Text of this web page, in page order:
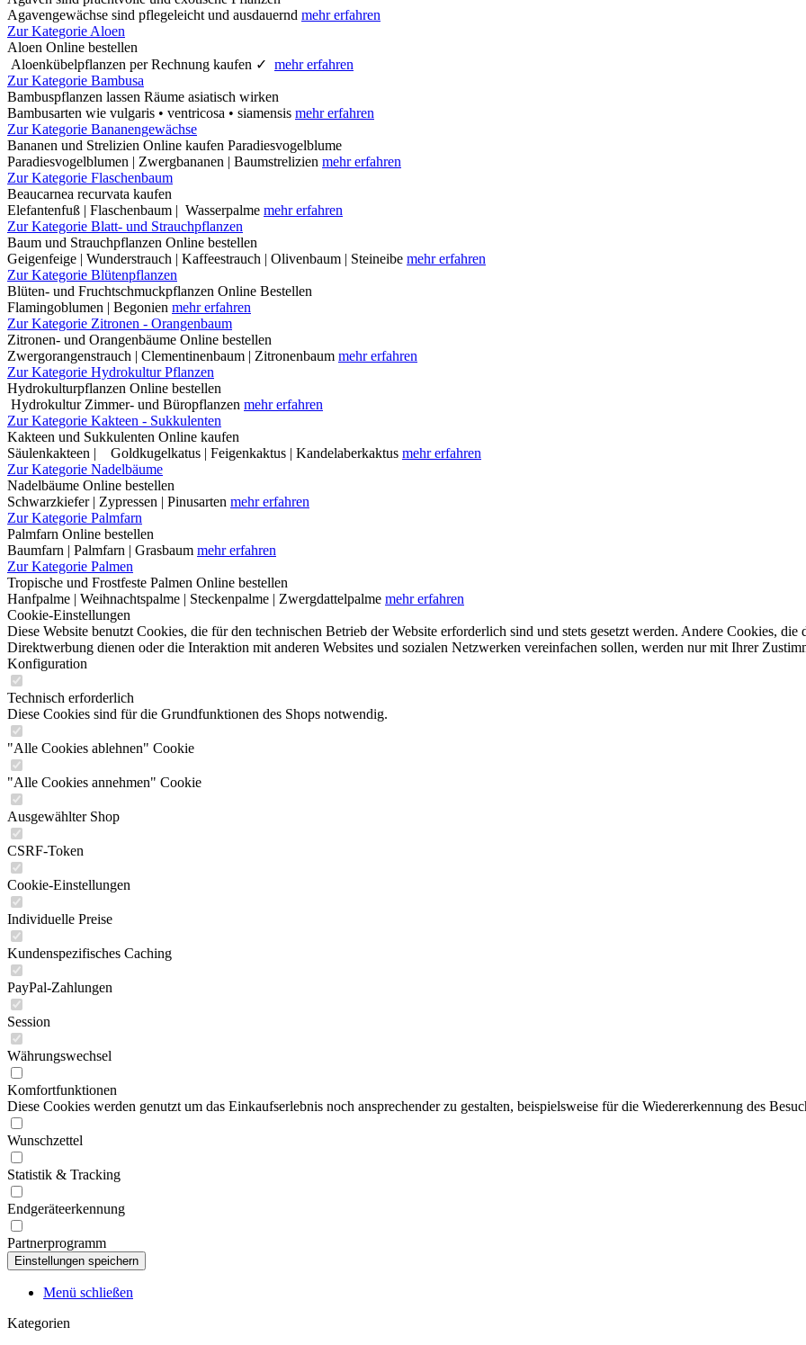
Agavengewächse sind pflegeleicht und ausdauernd mehr erfahren
Zur Kategorie Aloen
Aloen Online bestellen
Aloenkübelpflanzen per Rechnung kaufen ✓ mehr erfahren
Zur Kategorie Bambusa
Bambuspflanzen lassen Räume asiatisch wirken
Bambusarten wie vulgaris • ventricosa • siamensis mehr erfahren
Zur Kategorie Bananengewächse
Bananen und Strelizien Online kaufen Paradiesvogelblume
Paradiesvogelblumen | Zwergbananen | Baumstrelizien mehr erfahren
Zur Kategorie Flaschenbaum
Beaucarnea recurvata kaufen
Elefantenfuß | Flaschenbaum | Wasserpalme mehr erfahren
Zur Kategorie Blatt- und Strauchpflanzen
Baum und Strauchpflanzen Online bestellen
Geigenfeige | Wunderstrauch | Kaffeestrauch | Olivenbaum | Steineibe mehr erfahren
Zur Kategorie Blütenpflanzen
Blüten- und Fruchtschmuckpflanzen Online Bestellen
Flamingoblumen | Begonien mehr erfahren
Zur Kategorie Zitronen - Orangenbaum
Zitronen- und Orangenbäume Online bestellen
Zwergorangenstrauch | Clementinenbaum | Zitronenbaum mehr erfahren
Zur Kategorie Hydrokultur Pflanzen
Hydrokulturpflanzen Online bestellen
Hydrokultur Zimmer- und Büropflanzen mehr erfahren
Zur Kategorie Kakteen - Sukkulenten
Kakteen und Sukkulenten Online kaufen
Säulenkakteen | Goldkugelkatus | Feigenkaktus | Kandelaberkaktus mehr erfahren
Zur Kategorie Nadelbäume
Nadelbäume Online bestellen
Schwarzkiefer | Zypressen | Pinusarten mehr erfahren
Zur Kategorie Palmfarn
Palmfarn Online bestellen
Baumfarn | Palmfarn | Grasbaum mehr erfahren
Zur Kategorie Palmen
Tropische und Frostfeste Palmen Online bestellen
Hanfpalme | Weihnachtspalme | Steckenpalme | Zwergdattelpalme mehr erfahren
Cookie-Einstellungen
Diese Website benutzt Cookies, die für den technischen Betrieb der Website erforderlich sind und stets gesetzt werden. Andere Cookies,
Direktwerbung dienen oder die Interaktion mit anderen Websites und sozialen Netzwerken vereinfachen sollen, werden nur mit Ihrer
Konfiguration
Technisch erforderlich
Diese Cookies sind für die Grundfunktionen des Shops notwendig.
"Alle Cookies ablehnen" Cookie
"Alle Cookies annehmen" Cookie
Ausgewählter Shop
CSRF-Token
Cookie-Einstellungen
Individuelle Preise
Kundenspezifisches Caching
PayPal-Zahlungen
Session
Währungswechsel
Komfortfunktionen
Diese Cookies werden genutzt um das Einkaufserlebnis noch ansprechender zu gestalten, beispielsweise für die Wiedererkennung des
Wunschzettel
Statistik & Tracking
Endgeräteerkennung
Partnerprogramm
Menü schließen
Kategorien